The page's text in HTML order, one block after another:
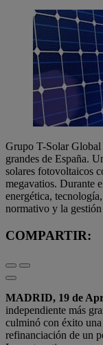
Grupo T-Solar
grandes de España.
solares fotovoltaicos
megavatios. Durante
energética,
normativo y la
COMPARTIR:
MADRID, 19 de
independiente más
culminó con éxito
refinanciación de un